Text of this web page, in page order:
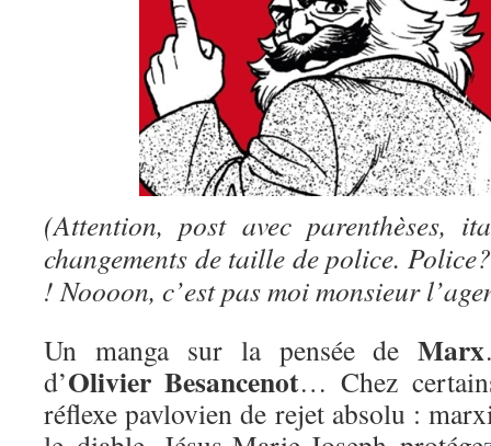
(Attention, post avec parenthèses,
changements de taille de police.
! Noooon, c’est pas moi monsieur
Un manga sur la pensée deMarx
d’Olivier Besancenot… Chez
réflexe pavlovien de rejet absolu :